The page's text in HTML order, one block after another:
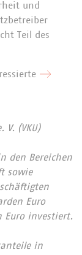
und
Teil des
V. (VKU)
den Bereichen
sowie
Euro
Euro investiert.
in